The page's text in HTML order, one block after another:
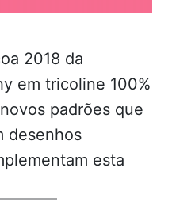
2018 da
em tricoline 100%
padrões que
desenhos
esta